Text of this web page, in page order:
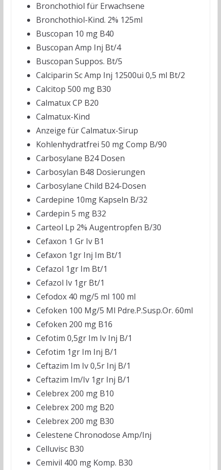
Bronchothiol für Erwachsene
Bronchothiol-Kind. 2% 125ml
Buscopan 10 mg B40
Buscopan Amp Inj Bt/4
Buscopan Suppos. Bt/5
Calciparin Sc Amp Inj 12500ui 0,5 ml Bt/2
Calcitop 500 mg B30
Calmatux CP B20
Calmatux-Kind
Anzeige für Calmatux-Sirup
Kohlenhydratfrei 50 mg Comp B/90
Carbosylane B24 Dosen
Carbosylan B48 Dosierungen
Carbosylane Child B24-Dosen
Cardepine 10mg Kapseln B/32
Cardepin 5 mg B32
Carteol Lp 2% Augentropfen B/30
Cefaxon 1 Gr Iv B1
Cefaxon 1gr Inj Im Bt/1
Cefazol 1gr Im Bt/1
Cefazol Iv 1gr Bt/1
Cefodox 40 mg/5 ml 100 ml
Cefoken 100 Mg/5 Ml Pdre.P.Susp.Or. 60ml
Cefoken 200 mg B16
Cefotim 0,5gr Im Iv Inj B/1
Cefotim 1gr Im Inj B/1
Ceftazim Im Iv 0,5r Inj B/1
Ceftazim Im/Iv 1gr Inj B/1
Celebrex 200 mg B10
Celebrex 200 mg B20
Celebrex 200 mg B30
Celestene Chronodose Amp/Inj
Celluvisc B30
Cemivil 400 mg Komp. B30